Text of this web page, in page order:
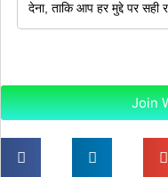
देना, ताकि आप हर मुद्दे पर सही
Join